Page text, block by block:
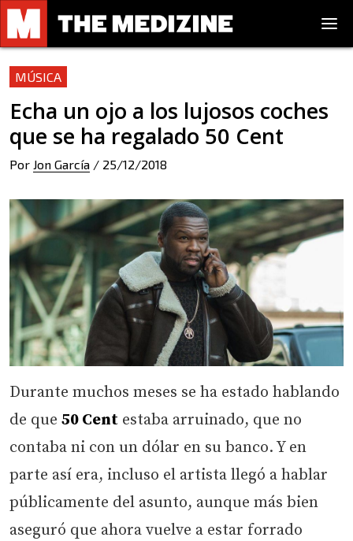
MÚSICA
Echa un ojo a los lujosos coches
que se ha regalado 50 Cent
Por Jon García / 25/12/2018
Durante muchos meses se ha estado hablando
de que 50 Cent estaba arruinado, que no
contaba ni con un dólar en su banco. Y en
parte así era, incluso el artista llegó a hablar
públicamente del asunto, aunque más bien
aseguró que ahora vuelve a estar forrado